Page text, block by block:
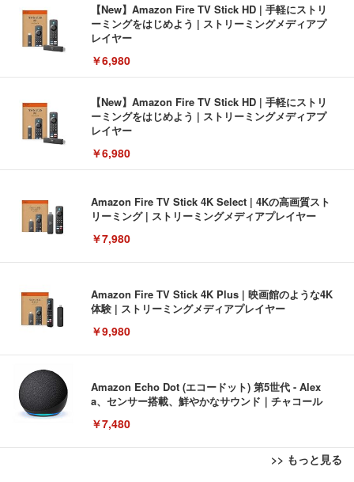
【New】Amazon Fire TV Stick HD | 手軽にストリ
ーミングをはじめよう | ストリーミングメディアプ
レイヤー
￥6,980
【New】Amazon Fire TV Stick HD | 手軽にストリ
ーミングをはじめよう | ストリーミングメディアプ
レイヤー
￥6,980
Amazon Fire TV Stick 4K Select | 4Kの高画質スト
リーミング | ストリーミングメディアプレイヤー
￥7,980
Amazon Fire TV Stick 4K Plus | 映画館のような4K
体験 | ストリーミングメディアプレイヤー
￥9,980
Amazon Echo Dot (エコードット) 第5世代 - Alex
a、センサー搭載、鮮やかなサウンド｜チャコール
￥7,480
>> もっと見る